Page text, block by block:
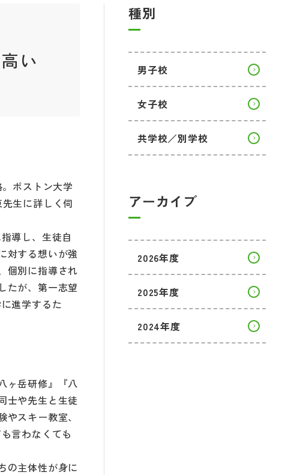
い
ボストン大学
生に詳しく伺
導し、生徒自
対する想いが強
個別に指導され
たが、第一志望
進学するた
ヶ岳研修』『八
士や先生と生徒
スキー教室、
言わなくても
の主体性が身に
種別
男子校
女子校
共学校／別学校
アーカイブ
2026年度
2025年度
2024年度